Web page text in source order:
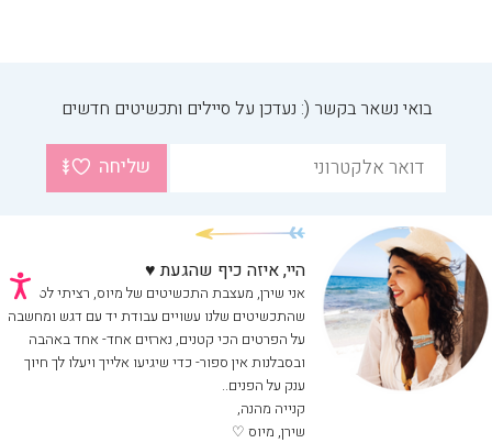
בואי נשאר בקשר (: נעדכן על סיילים ותכשיטים חדשים
שליחה
היי, איזה כיף שהגעת♥
אני שירן, מעצבת התכשיטים של מיוס, רציתי לספר לך
שהתכשיטים שלנו עשויים עבודת יד עם דגש ומחשבה
על הפרטים הכי קטנים, נארזים אחד- אחד באהבה
ובסבלנות אין ספור- כדי שיגיעו אלייך ויעלו לך חיוך
ענק על הפנים..
קנייה מהנה,
שירן, מיוס ♡